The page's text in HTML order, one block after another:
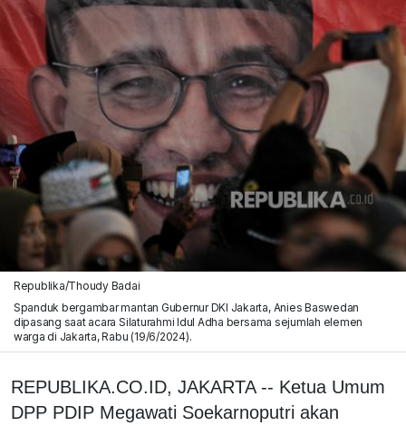
Republika/Thoudy Badai
Spanduk bergambar mantan Gubernur DKI Jakarta, Anies Baswedan
dipasang saat acara Silaturahmi Idul Adha bersama sejumlah elemen
warga di Jakarta, Rabu (19/6/2024).
REPUBLIKA.CO.ID, JAKARTA -- Ketua Umum
DPP PDIP Megawati Soekarnoputri akan